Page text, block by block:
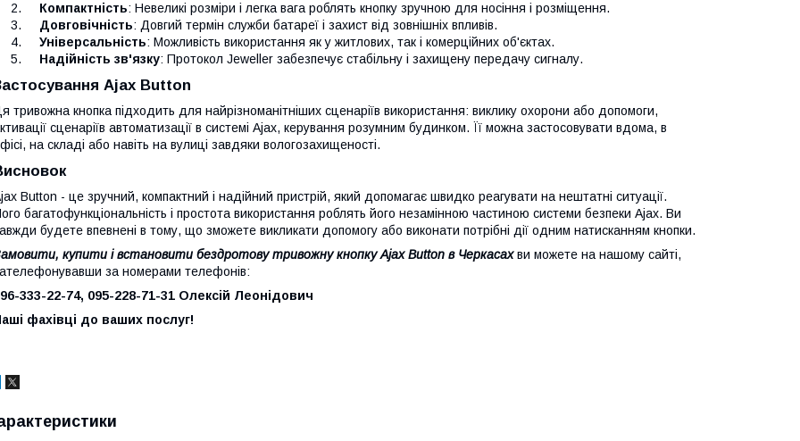
Компактність: Невеликі розміри і легка вага роблять кнопку зручною для носіння і розміщення.
Довговічність: Довгий термін служби батареї і захист від зовнішніх впливів.
Універсальність: Можливість використання як у житлових, так і комерційних об'єктах.
Надійність зв'язку: Протокол Jeweller забезпечує стабільну і захищену передачу сигналу.
Ajax Button
тривожна кнопка підходить для найрізноманітніших сценаріїв використання: виклику охорони або допомоги,
сценаріїв автоматизації в системі Ajax, керування розумним будинком. Її можна застосовувати вдома, в
на складі або навіть на вулиці завдяки вологозахищеності.
Button - це зручний, компактний і надійний пристрій, який допомагає швидко реагувати на нештатні ситуації.
багатофункціональність і простота використання роблять його незамінною частиною системи безпеки Ajax. Ви
будете впевнені в тому, що зможете викликати допомогу або виконати потрібні дії одним натисканням кнопки.
купити і встановити бездротову тривожну кнопку Ajax Button в Черкасахви можете на нашому сайті,
за номерами телефонів:
333-22-74, 095-228-71-31 Олексій Леонідович
фахівці до ваших послуг!